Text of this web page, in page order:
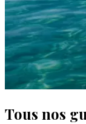
Tous nos